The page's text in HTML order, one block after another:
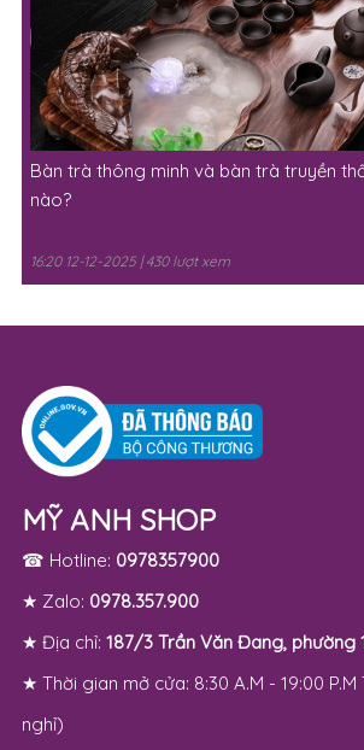
Bàn trà thông minh và bàn trà truyền
nào?
16:20 12-12-2025 | 430 lượt xem
MỸ ANH SHOP
☎ Hotline: 0978357900
★ Zalo: 0978.357.900
★ Địa chỉ: 187/3 Trần Văn Đang, phường
★ Thời gian mở cửa: 8:30 A.M - 19:00 P.M
nghỉ)